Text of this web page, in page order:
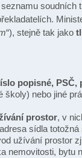
soudních
“), stejně tak jako
popisné,
nebo jiné
prostor, v
sídla
užívání prostor
bytu